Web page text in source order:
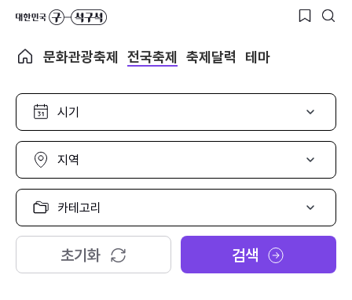
문화관광축제 전국축제 축제달력 테마
시
선
택
지
선
택
카
고
리
택
초기화 검색